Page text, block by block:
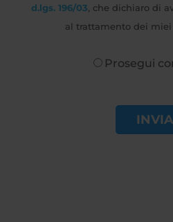
d.lgs. 196/03 , che dichiaro di
al trattamento dei
Prosegui